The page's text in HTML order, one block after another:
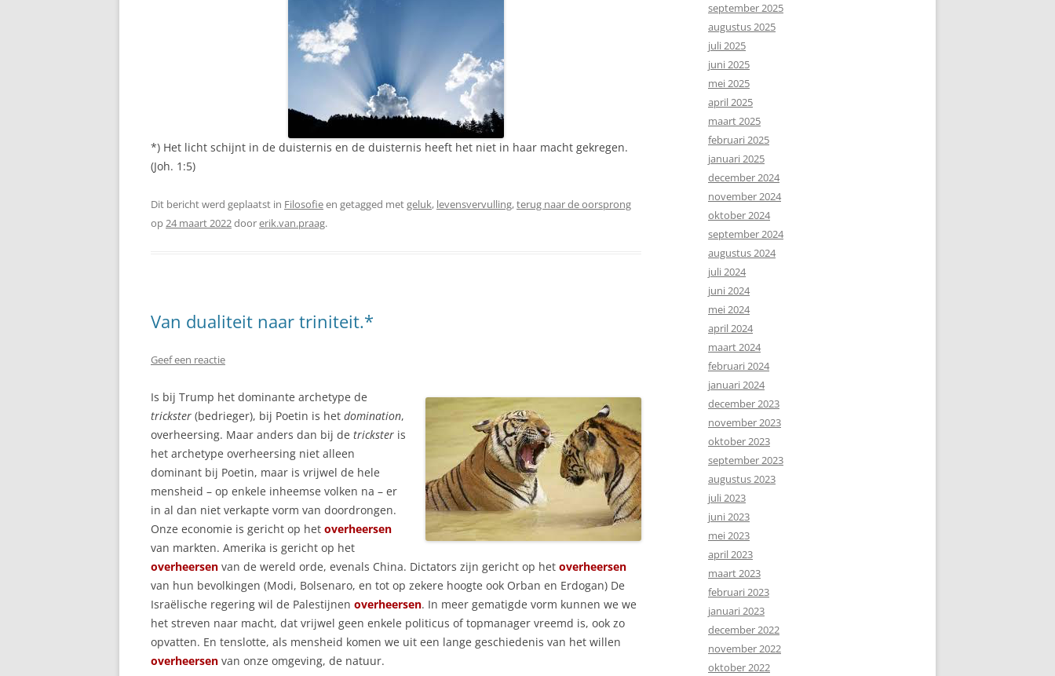
*) Het licht schijnt in de duisternis en de duisternis heeft het niet in haar macht gekregen.
(Joh. 1:5)
Dit bericht werd geplaatst in Filosofieen getagged metgeluk, levensvervulling,terug naar de oorsprong
op24 maart 2022doorerik.van.praag.
Van dualiteit naar triniteit.*
Geef een reactie
Is bij Trump het dominante archetype de
trickster (bedrieger), bij Poetin is het domination,
overheersing. Maar anders dan bij de trickster is
het archetype overheersing niet alleen
dominant bij Poetin, maar is vrijwel de hele
mensheid – op enkele inheemse volken na – er
in al dan niet verkapte vorm van doordrongen.
Onze economie is gericht op het overheersen
van markten. Amerika is gericht op het
overheersen van de wereld orde, evenals China. Dictators zijn gericht op het overheersen
van hun bevolkingen (Modi, Bolsenaro, en tot op zekere hoogte ook Orban en Erdogan) De
Israëlische regering wil de Palestijnen overheersen. In meer gematigde vorm kunnen we we
het streven naar macht, dat vrijwel geen enkele politicus of topmanager vreemd is, ook zo
opvatten. En tenslotte, als mensheid komen we uit een lange geschiedenis van het willen
overheersen van onze omgeving, de natuur.
september 2025
augustus 2025
juli 2025
juni 2025
mei 2025
april 2025
maart 2025
februari 2025
januari 2025
december 2024
november 2024
oktober 2024
september 2024
augustus 2024
juli 2024
juni 2024
mei 2024
april 2024
maart 2024
februari 2024
januari 2024
december 2023
november 2023
oktober 2023
september 2023
augustus 2023
juli 2023
juni 2023
mei 2023
april 2023
maart 2023
februari 2023
januari 2023
december 2022
november 2022
oktober 2022